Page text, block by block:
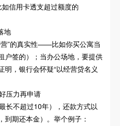
如信用卡透支超过额度的
地
”的真实性——比如你买公寓当
户签的）；当办公场地，要提供
明，银行会怀疑“以经营贷名义
压力再申请
长不超过10年），还款方式以
期还本金）。举个例子：